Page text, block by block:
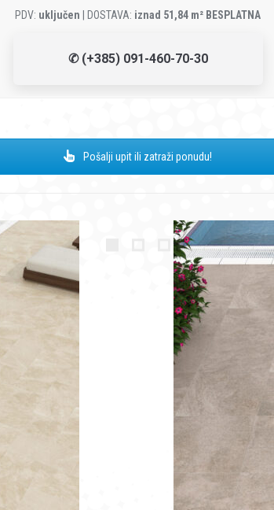
PDV: uključen | DOSTAVA: iznad 51,84 m² BESPLATNA
✆ (+385) 091-460-70-30
Pošalji upit ili zatraži ponudu!